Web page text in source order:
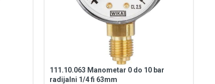
111.10.063 Manometar 0 do 10 bar
radijalni 1/4 fi 63mm